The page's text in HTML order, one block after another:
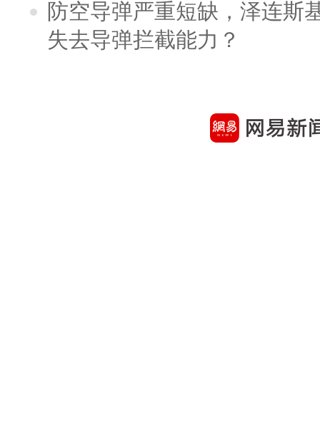
防空导弹严重短缺，泽连斯
失去导弹拦截能力？